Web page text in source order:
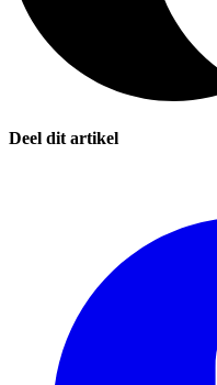
Deel dit artikel